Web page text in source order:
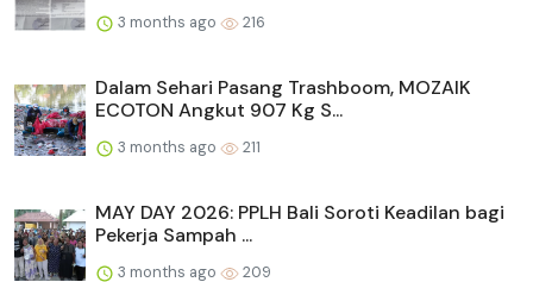
3 months ago 216
Dalam Sehari Pasang Trashboom, MOZAIK
ECOTON Angkut 907 Kg S...
3 months ago 211
MAY DAY 2026: PPLH Bali Soroti Keadilan bagi
Pekerja Sampah ...
3 months ago 209